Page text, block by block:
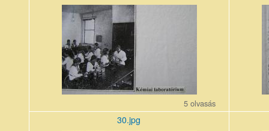
13_9.jpg
5 olvasás
30.jpg